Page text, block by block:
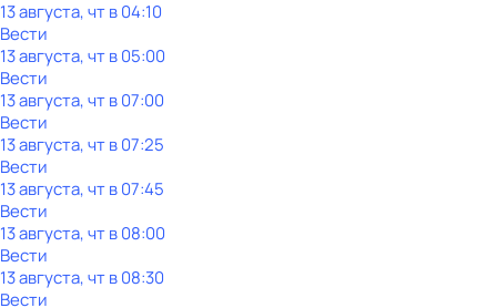
13 августа, чт в 04:10
Вести
13 августа, чт в 05:00
Вести
13 августа, чт в 07:00
Вести
13 августа, чт в 07:25
Вести
13 августа, чт в 07:45
Вести
13 августа, чт в 08:00
Вести
13 августа, чт в 08:30
Вести